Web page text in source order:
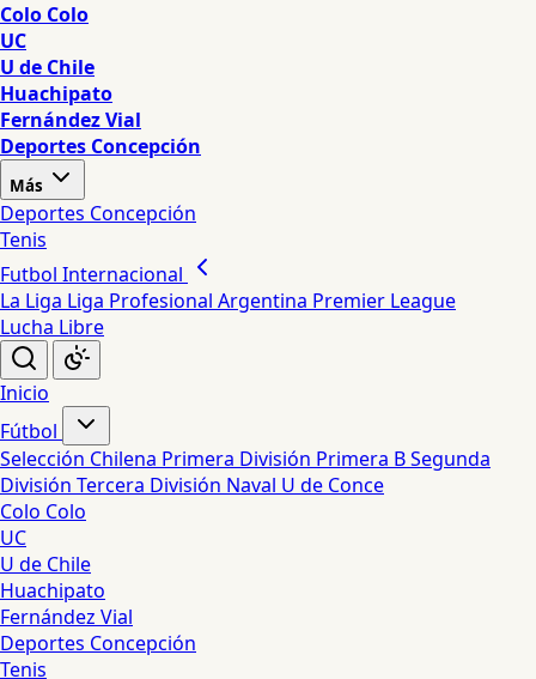
Colo Colo
UC
U de Chile
Huachipato
Fernández Vial
Deportes Concepción
Más
Deportes Concepción
Tenis
Futbol Internacional
La Liga Liga Profesional Argentina Premier League
Lucha Libre
Inicio
Fútbol
Selección Chilena Primera División Primera BSegunda
División Tercera División Naval U de Conce
Colo Colo
UC
U de Chile
Huachipato
Fernández Vial
Deportes Concepción
Tenis